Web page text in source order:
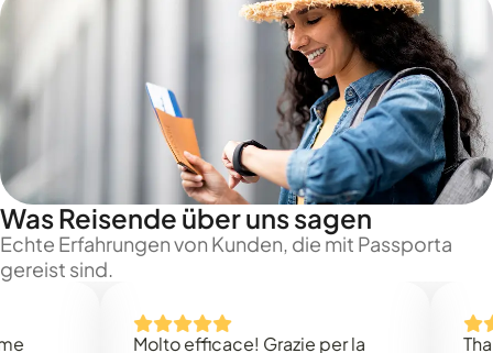
Was Reisende über uns sagen
Echte Erfahrungen von Kunden, die mit Passporta
gereist sind.
Molto efficace! Grazie per la
Thank